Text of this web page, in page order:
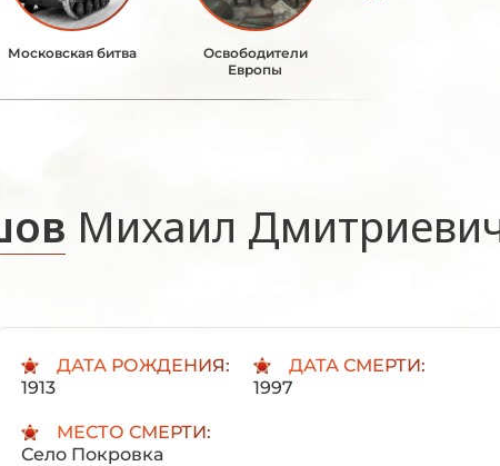
Московская битва
Освободители
Европы
Михаил
ДАТА РОЖДЕНИЯ:
1913
ДАТА СМЕРТИ:
1997
МЕСТО СМЕРТИ:
Село Покровка